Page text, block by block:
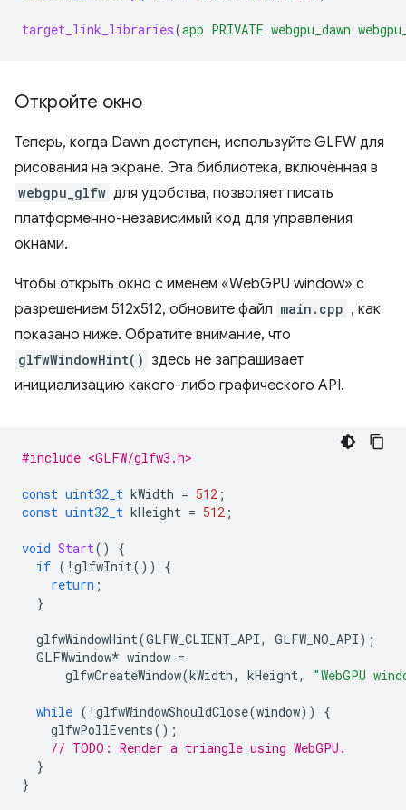
target_link_libraries(app PRIVATE webgpu_dawn
Откройте окно
Теперь, когда Dawn доступен, используйте GLFW для
рисования на экране. Эта библиотека, включённая в
webgpu_glfw для удобства, позволяет писать
платформенно-независимый код для управления
окнами.
Чтобы открыть окно с именем «WebGPU window» с
разрешением 512x512, обновите файл main.cpp , как
показано ниже. Обратите внимание, что
glfwWindowHint() здесь не запрашивает
инициализацию какого-либо графического API.
#include <GLFW/glfw3.h>
const uint32_t kWidth = 512 ;
const uint32_t kHeight = 512 ;
void Start()
{
if ( ! glfwInit())
{
return ;
}
glfwWindowHint(GLFW_CLIENT_API, GLFW_NO_API);
GLFWwindow* window =
glfwCreateWindow(kWidth, kHeight, "WebGPU
while ( ! glfwWindowShouldClose(window))
{
glfwPollEvents();
// TODO: Render a triangle using WebGPU.
}
}